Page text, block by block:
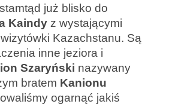
stamtąd już blisko do
Kaindy z wystającymi
Kazachstanu. Są
inne jeziora i
Szaryński nazywany
bratem Kanionu
ogarnąć jakiś